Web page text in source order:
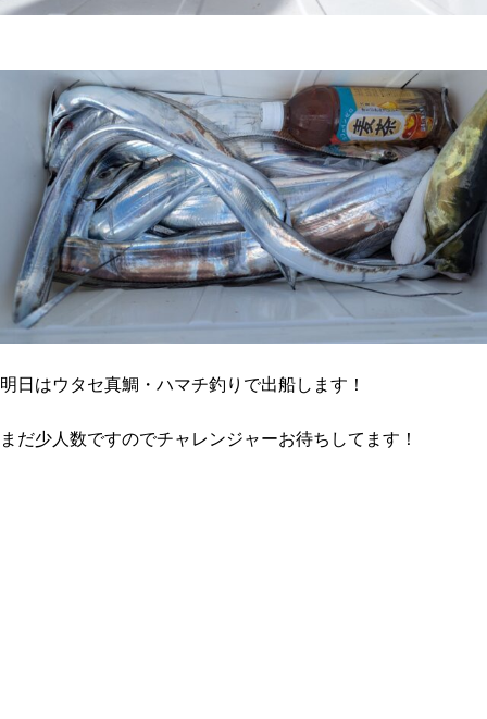
明日はウタセ真鯛・ハマチ釣りで出船します！
まだ少人数ですのでチャレンジャーお待ちしてます！